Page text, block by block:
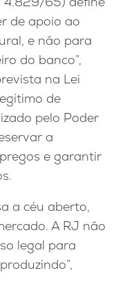
de apoio ao
e não para
do banco”,
na Lei
de
pelo Poder
a
e garantir
a céu aberto,
A RJ não
legal para